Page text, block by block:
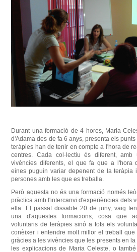
Durant una formació de 4 hores, Maria
d'Adama des de fa 6 anys, presenta els
teràpies han de tenir en compte a l'hora de
centres.
Cada col·lectiu és diferent,
vivències diferents, el que fa que a l'hora
eines puguin variar depenent de la teràpia
persones amb les que es treballa.
Però aquesta no és una formació només
pràctica amb l'intercanvi d'experiències dels
ella.
El passat dissabte 20 de juny, vaig
una d'aquestes formacions, cosa que
voluntaris de teràpies sinó a tots els
conèixer i entendre molt millor el treball
gràcies a les vivències que les presents en
les explicacions de Maria Celeste, o